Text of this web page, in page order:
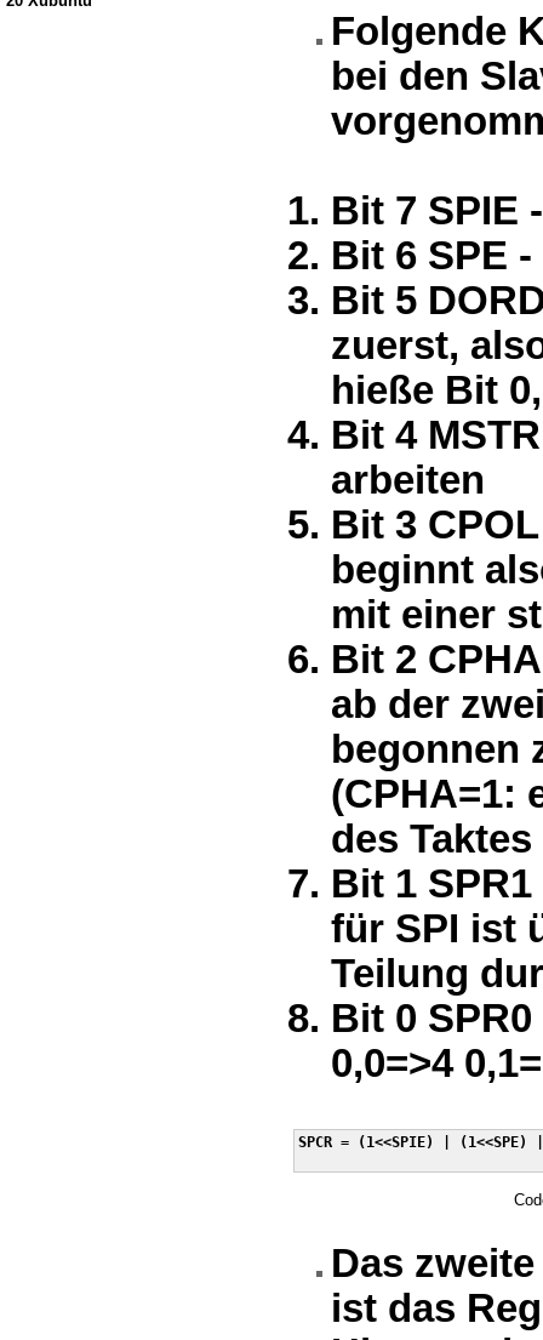
Folgende
bei den
Bit 7 SPIE
Bit 6 SPE
Bit 5
zuerst,
hieße Bit
Bit 4
arbeiten
Bit 3
beginnt
mit einer
Bit 2
ab der
begonnen
(CPHA=1:
des
Bit 1
für SPI ist
Teilung
Bit 0
0,0=>4
SPCR = (1<<SPIE) | (1<<SPE)
Das
ist das